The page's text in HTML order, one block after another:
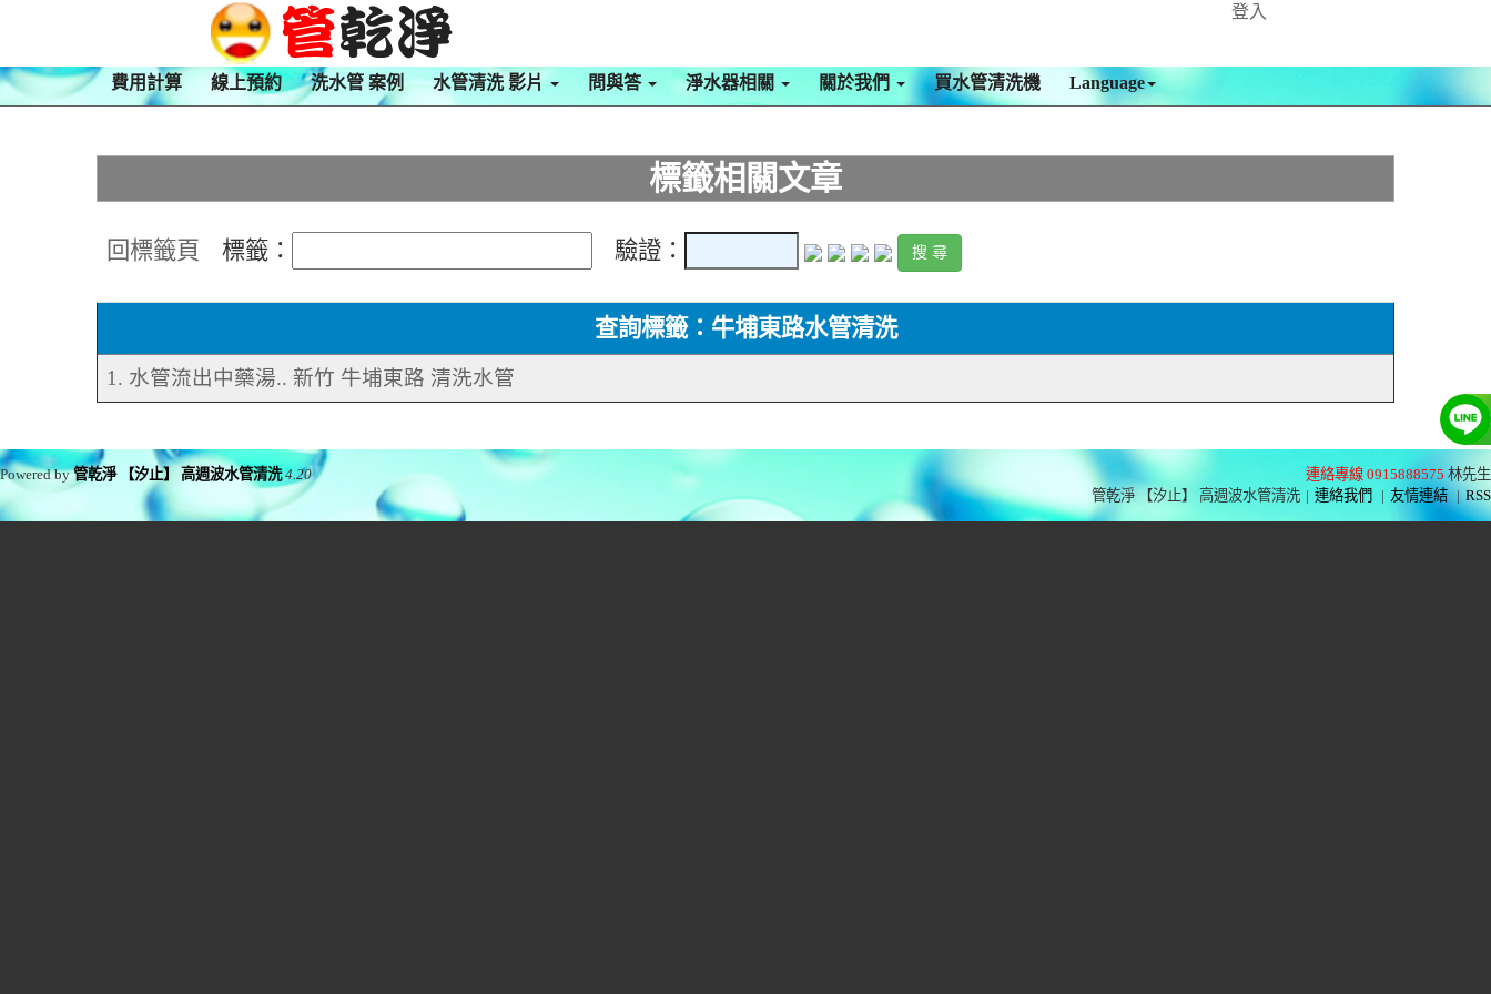
登入
費用計算 線上預約 洗水管 案例 水管清洗 影片 問與答 淨水器相關 關於我們 買水管清洗機 Language
標籤相關文章
回標籤頁 標籤： 驗證：
查詢標籤：牛埔東路水管清洗
1. 水管流出中藥湯.. 新竹 牛埔東路 清洗水管
連絡專線 0915888575 林先生
管乾淨 【汐止】 高週波水管清洗 | 連絡我們 | 友情連結 | RSS
Powered by管乾淨 【汐止】 高週波水管清洗 4.20